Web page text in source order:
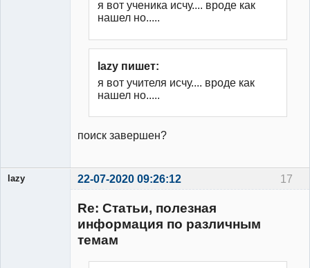
я вот ученика исчу.... вроде как
нашел но.....
lazy пишет:
я вот учителя исчу.... вроде как
нашел но.....
поиск завершен?
17
lazy 22-07-2020 09:26:12
Re: Статьи, полезная
информация по различным
темам